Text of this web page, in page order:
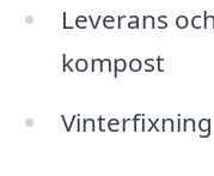
Leverans
kompost